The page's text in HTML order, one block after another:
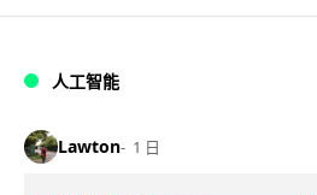
人工智能
Lawton 1 日